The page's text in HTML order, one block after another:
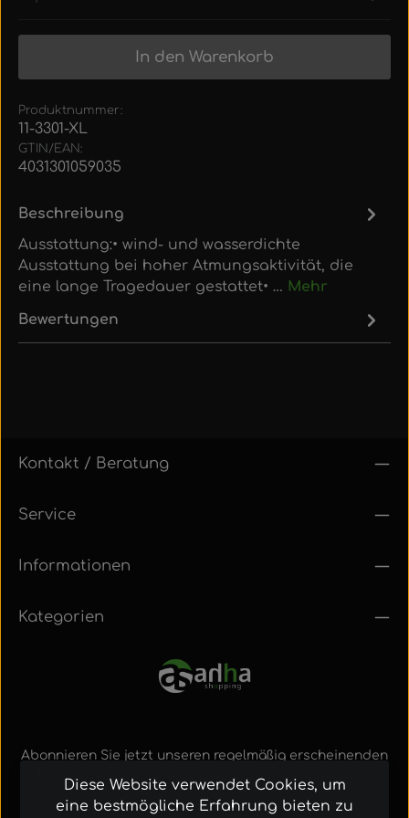
In den Warenkorb
Produktnummer:
11-3301-XL
GTIN/EAN:
4031301059035
Beschreibung
Ausstattung:• wind- und wasserdichte
Ausstattung bei hoher Atmungsaktivität, die
eine lange Tragedauer gestattet• … Mehr
Bewertungen
Kontakt / Beratung
Service
Informationen
Kategorien
Abonnieren Sie jetzt unseren regelmäßig erscheinenden
Newsletter, um rechtzeitig über neue Produkte und
Angebote informiert zu werden.
Diese Website verwendet Cookies, um
eine bestmögliche Erfahrung bieten zu